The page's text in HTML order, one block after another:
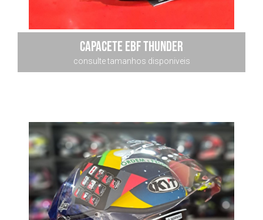
capacete ebf thunder
consulte tamanhos disponiveis